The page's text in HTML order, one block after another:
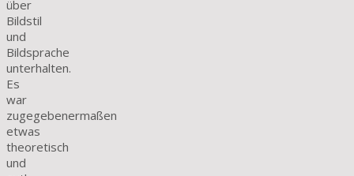
über
Bildstil
und
Bildsprache
unterhalten.
Es
war
zugegebenermaßen
etwas
theoretisch
und